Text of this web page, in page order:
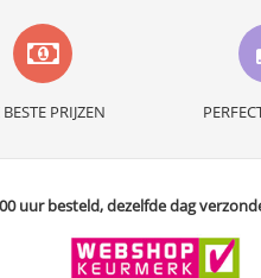
BESTE PRIJZEN
uur besteld, dezelfde dag